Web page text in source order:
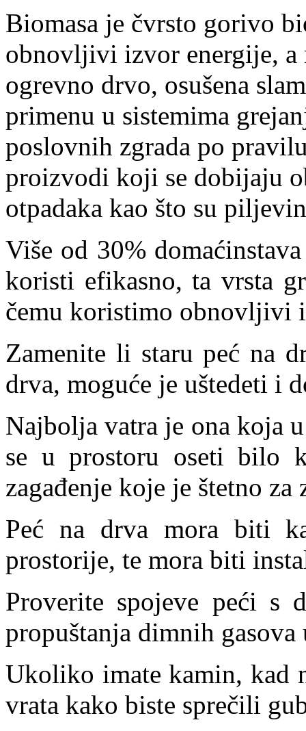
Biomasa je čvrsto gorivo
obnovljivi izvor energije,
ogrevno drvo, osušena
primenu u sistemima
poslovnih zgrada po
proizvodi koji se dobijaju
otpadaka kao što su
Više od 30%
koristi efikasno, ta vrsta
čemu koristimo obnovljivi
Zamenite li staru peć na
drva, moguće je uštedeti i
Najbolja vatra je ona koja
se u prostoru oseti bilo
zagađenje koje je štetno
Peć na drva mora biti
prostorije, te mora biti
Proverite spojeve peći s
propuštanja dimnih
Ukoliko imate kamin, kad
vrata kako biste sprečili